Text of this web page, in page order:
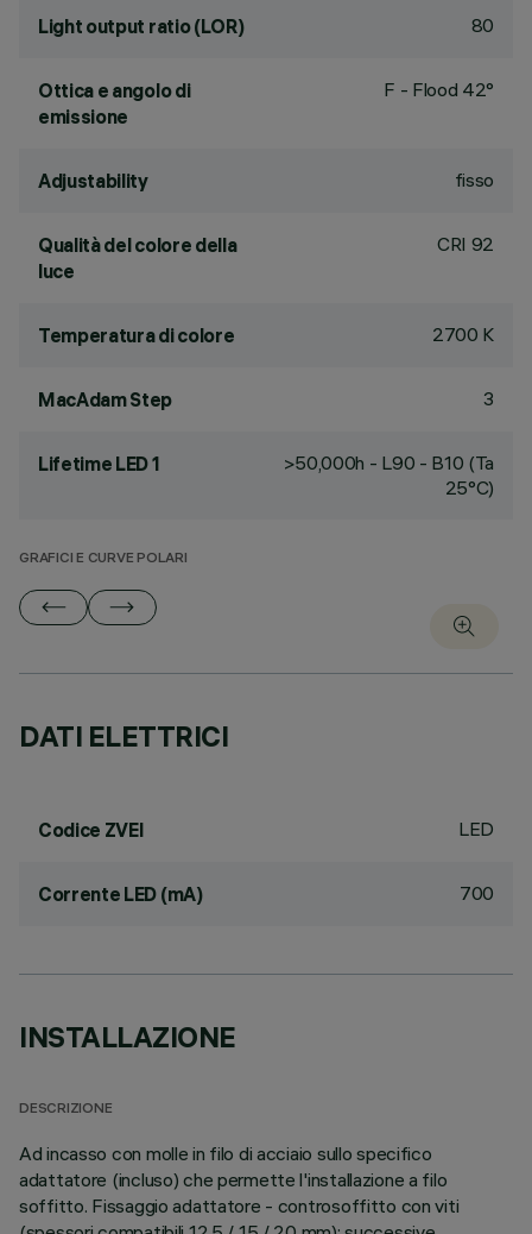
Light output ratio (LOR) 80
Ottica e angolo di
emissione
F - Flood 42°
Adjustability fisso
Qualità del colore della
luce
CRI 92
Temperatura di colore 2700 K
MacAdam Step 3
Lifetime LED 1
>50,000h - L90 - B10 (Ta
25°C)
GRAFICI E CURVE POLARI
DATI ELETTRICI
Codice ZVEI LED
Corrente LED (mA) 700
INSTALLAZIONE
DESCRIZIONE
Ad incasso con molle in filo di acciaio sullo specifico
adattatore (incluso) che permette l'installazione a filo
soffitto. Fissaggio adattatore - controsoffitto con viti